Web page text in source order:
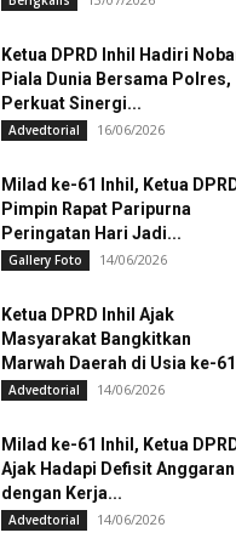
Ketua DPRD Inhil Hadiri
Piala Dunia Bersama Polres,
Perkuat Sinergi...
Advedtorial 16/06/2026
Milad ke-61 Inhil, Ketua
Pimpin Rapat Paripurna
Peringatan Hari Jadi...
Gallery Foto 14/06/2026
Ketua DPRD Inhil Ajak
Masyarakat Bangkitkan
Marwah Daerah di Usia ke-61
Advedtorial 14/06/2026
Milad ke-61 Inhil, Ketua
Ajak Hadapi Defisit Anggaran
dengan Kerja...
Advedtorial 14/06/2026